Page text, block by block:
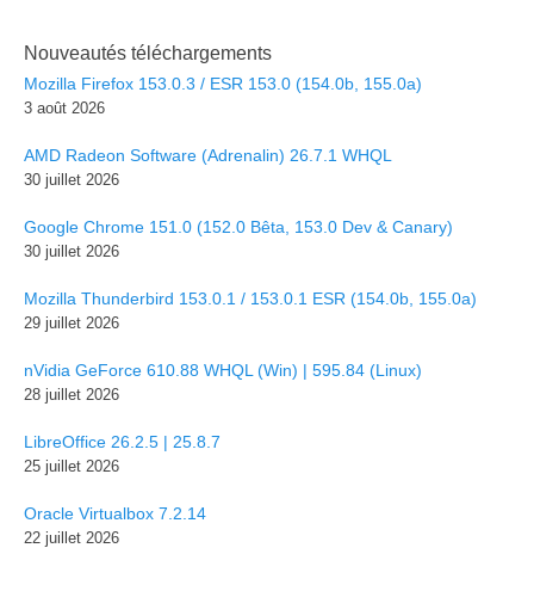
Nouveautés téléchargements
Mozilla Firefox 153.0.3 / ESR 153.0 (154.0b, 155.0a)
3 août 2026
AMD Radeon Software (Adrenalin) 26.7.1 WHQL
30 juillet 2026
Google Chrome 151.0 (152.0 Bêta, 153.0 Dev & Canary)
30 juillet 2026
Mozilla Thunderbird 153.0.1 / 153.0.1 ESR (154.0b, 155.0a)
29 juillet 2026
nVidia GeForce 610.88 WHQL (Win) | 595.84 (Linux)
28 juillet 2026
LibreOffice 26.2.5 | 25.8.7
25 juillet 2026
Oracle Virtualbox 7.2.14
22 juillet 2026